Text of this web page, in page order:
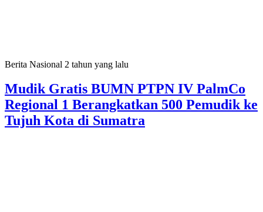
Berita Nasional 2 tahun yang lalu
Mudik Gratis BUMN PTPN IV PalmCo
Regional 1 Berangkatkan 500 Pemudik ke
Tujuh Kota di Sumatra